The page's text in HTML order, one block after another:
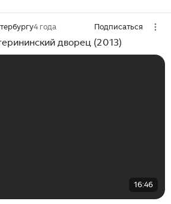
4 года Подписаться
дворец (2013)
16:46